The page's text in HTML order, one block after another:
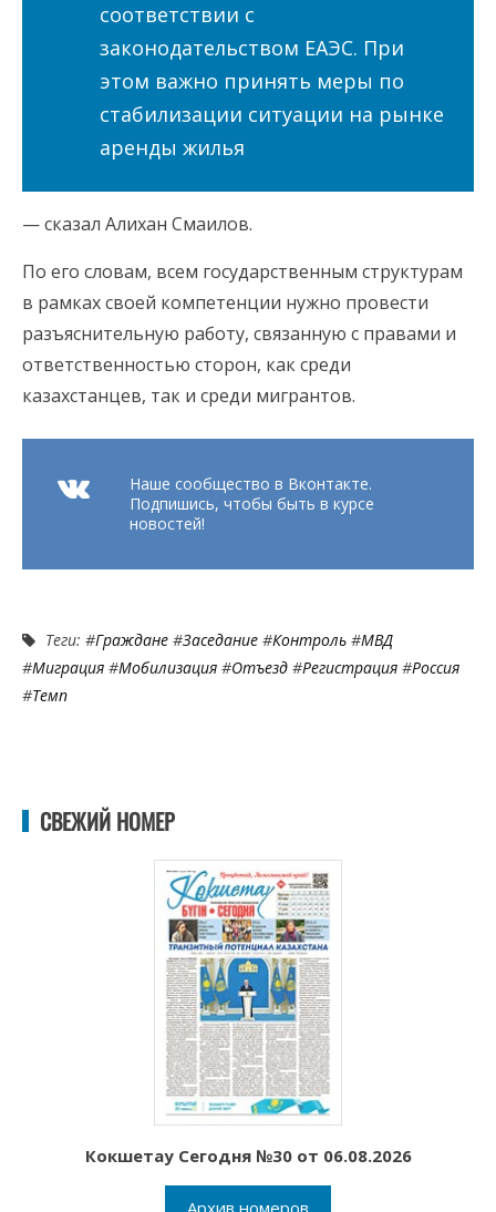
соответствии с
законодательством ЕАЭС. При
этом важно принять меры по
стабилизации ситуации на рынке
аренды жилья
— сказал Алихан Смаилов.
По его словам, всем государственным структурам
в рамках своей компетенции нужно провести
разъяснительную работу, связанную с правами и
ответственностью сторон, как среди
казахстанцев, так и среди мигрантов.
Наше сообщество в Вконтакте.
Подпишись, чтобы быть в курсе
новостей!
Теги: #Граждане #Заседание #Контроль #МВД
#Миграция #Мобилизация #Отъезд #Регистрация #Россия
#Темп
СВЕЖИЙ НОМЕР
Кокшетау Сегодня №30 от 06.08.2026